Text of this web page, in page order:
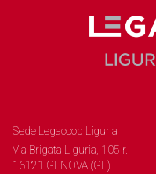
Sede Legacoop Liguria
Via Brigata Liguria, 105 r.
16121 GENOVA (GE)